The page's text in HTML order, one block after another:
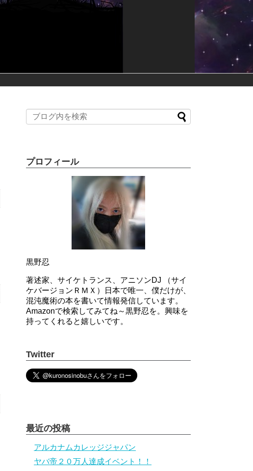
プロフィール
黒野忍
著述家、サイケトランス、アニソンDJ （サイ
ケバージョンＲＭＸ）日本で唯一、僕だけが、
混沌魔術の本を書いて情報発信しています。
Amazonで検索してみてね～黒野忍を。興味を
持ってくれると嬉しいです。
Twitter
最近の投稿
アルカナムカレッジジャパン
ヤバ帝２０万人達成イベント！！